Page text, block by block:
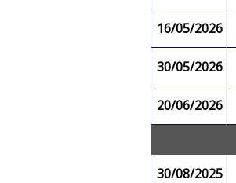
16/05/2026
30/05/2026
20/06/2026
30/08/2025